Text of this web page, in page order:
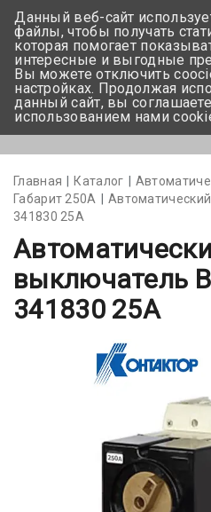
Главная Каталог
Габарит 250А
341830 25А
выключатель
341830 25А
Данный веб-сайт
файлы, чтобы получать
которая помогает
интересные и выгодные
Вы можете отключить
настройках. Продолжая
данный сайт, вы
использованием нами